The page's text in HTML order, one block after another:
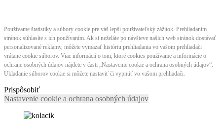
Používame štatistiky a súbory cookie pre váš lepší používateľský zážitok. Prehliadaním
stránok súhlasíte s ich používaním. Ak si neželáte po návšteve našich web stránok dostávať
personalizované reklamy, môžete vymazať históriu prehliadania vo vašom prehliadači
vrátane cookie súborov. Viac informácií o tom, ktoré cookies používame a informácie o
ochrane osobných údajov nájdete v časti „Nastavenie cookie a ochrana osobných údajov“.
Ukladanie súborov cookie si môžete nastaviť či vypnúť vo vašom prehliadači.
Prispôsobiť
Nastavenie cookie a ochrana osobných údajov